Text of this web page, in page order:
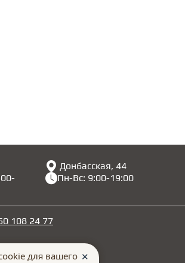
Донбасская, 44
Пн-Вс: 9:00-19:00
108 24 77
для вашего ✕